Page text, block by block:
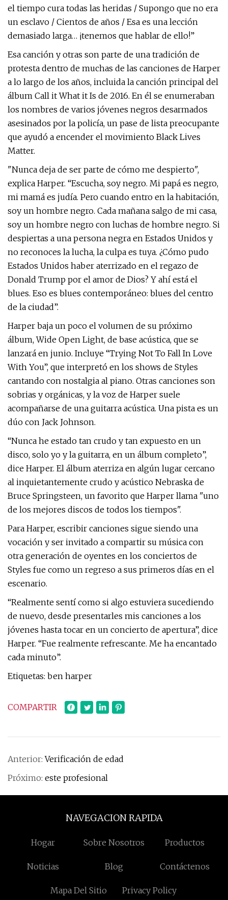
el tiempo cura todas las heridas / Supongo que no era
un esclavo / Cientos de años / Esa es una lección
demasiado larga… ¡tenemos que hablar de ello!”
Esa canción y otras son parte de una tradición de
protesta dentro de muchas de las canciones de Harper
a lo largo de los años, incluida la canción principal del
álbum Call it What it Is de 2016. En él se enumeraban
los nombres de varios jóvenes negros desarmados
asesinados por la policía, un pase de lista preocupante
que ayudó a encender el movimiento Black Lives
Matter.
"Nunca deja de ser parte de cómo me despierto",
explica Harper. “Escucha, soy negro. Mi papá es negro,
mi mamá es judía. Pero cuando entro en la habitación,
soy un hombre negro. Cada mañana salgo de mi casa,
soy un hombre negro con luchas de hombre negro. Si
despiertas a una persona negra en Estados Unidos y
no reconoces la lucha, la culpa es tuya. ¿Cómo pudo
Estados Unidos haber aterrizado en el regazo de
Donald Trump por el amor de Dios? Y ahí está el
blues. Eso es blues contemporáneo: blues del centro
de la ciudad”.
Harper baja un poco el volumen de su próximo
álbum, Wide Open Light, de base acústica, que se
lanzará en junio. Incluye “Trying Not To Fall In Love
With You”, que interpretó en los shows de Styles
cantando con nostalgia al piano. Otras canciones son
sobrias y orgánicas, y la voz de Harper suele
acompañarse de una guitarra acústica. Una pista es un
dúo con Jack Johnson.
“Nunca he estado tan crudo y tan expuesto en un
disco, solo yo y la guitarra, en un álbum completo”,
dice Harper. El álbum aterriza en algún lugar cercano
al inquietantemente crudo y acústico Nebraska de
Bruce Springsteen, un favorito que Harper llama "uno
de los mejores discos de todos los tiempos".
Para Harper, escribir canciones sigue siendo una
vocación y ser invitado a compartir su música con
otra generación de oyentes en los conciertos de
Styles fue como un regreso a sus primeros días en el
escenario.
“Realmente sentí como si algo estuviera sucediendo
de nuevo, desde presentarles mis canciones a los
jóvenes hasta tocar en un concierto de apertura”, dice
Harper. “Fue realmente refrescante. Me ha encantado
cada minuto”.
Etiquetas: ben harper
COMPARTIR
Anterior:Verificación de edad
Próximo: este profesional
NAVEGACION RAPIDA
Hogar Sobre Nosotros Productos
Noticias Blog Contáctenos
Mapa Del Sitio Privacy Policy